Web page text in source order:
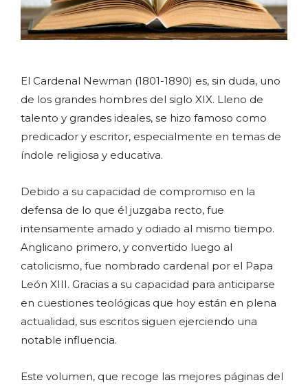
El Cardenal Newman (1801-1890) es, sin duda, uno
de los grandes hombres del siglo XIX. Lleno de
talento y grandes ideales, se hizo famoso como
predicador y escritor, especialmente en temas de
índole religiosa y educativa.
Debido a su capacidad de compromiso en la
defensa de lo que él juzgaba recto, fue
intensamente amado y odiado al mismo tiempo.
Anglicano primero, y convertido luego al
catolicismo, fue nombrado cardenal por el Papa
León XIII. Gracias a su capacidad para anticiparse
en cuestiones teológicas que hoy están en plena
actualidad, sus escritos siguen ejerciendo una
notable influencia.
Este volumen, que recoge las mejores páginas del